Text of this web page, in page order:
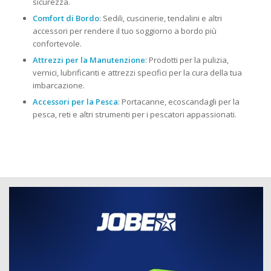
Comfort di Bordo: Sedili, cuscinerie, tendalini e altri
accessori per rendere il tuo soggiorno a bordo più
confortevole.
Attrezzi per la Manutenzione: Prodotti per la pulizia,
vernici, lubrificanti e attrezzi specifici per la cura della tua
imbarcazione.
Accessori per la Pesca: Portacanne, ecoscandagli per la
pesca, reti e altri strumenti per i pescatori appassionati.